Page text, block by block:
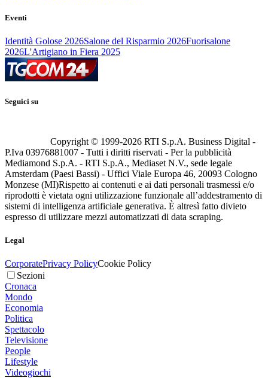
Eventi
Identità Golose 2026Salone del Risparmio 2026Fuorisalone
2026L'Artigiano in Fiera 2025
Seguici su
Copyright © 1999-2026 RTI S.p.A. Business Digital -
P.Iva 03976881007 - Tutti i diritti riservati - Per la pubblicità
Mediamond S.p.A. - RTI S.p.A., Mediaset N.V., sede legale
Amsterdam (Paesi Bassi) - Uffici Viale Europa 46, 20093 Cologno
Monzese (MI)Rispetto ai contenuti e ai dati personali trasmessi e/o
riprodotti è vietata ogni utilizzazione funzionale all’addestramento di
sistemi di intelligenza artificiale generativa. È altresì fatto divieto
espresso di utilizzare mezzi automatizzati di data scraping.
Legal
CorporatePrivacy PolicyCookie Policy
Sezioni
Cronaca
Mondo
Economia
Politica
Spettacolo
Televisione
People
Lifestyle
Videogiochi